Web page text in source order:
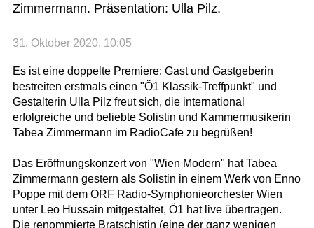
Zimmermann. Präsentation: Ulla Pilz.
31. Oktober 2020, 10:05
Es ist eine doppelte Premiere: Gast und Gastgeberin
bestreiten erstmals einen "Ö1 Klassik-Treffpunkt" und
Gestalterin Ulla Pilz freut sich, die international
erfolgreiche und beliebte Solistin und Kammermusikerin
Tabea Zimmermann im RadioCafe zu begrüßen!
Das Eröffnungskonzert von "Wien Modern" hat Tabea
Zimmermann gestern als Solistin in einem Werk von Enno
Poppe mit dem ORF Radio-Symphonieorchester Wien
unter Leo Hussain mitgestaltet, Ö1 hat live übertragen.
Die renommierte Bratschistin (eine der ganz wenigen